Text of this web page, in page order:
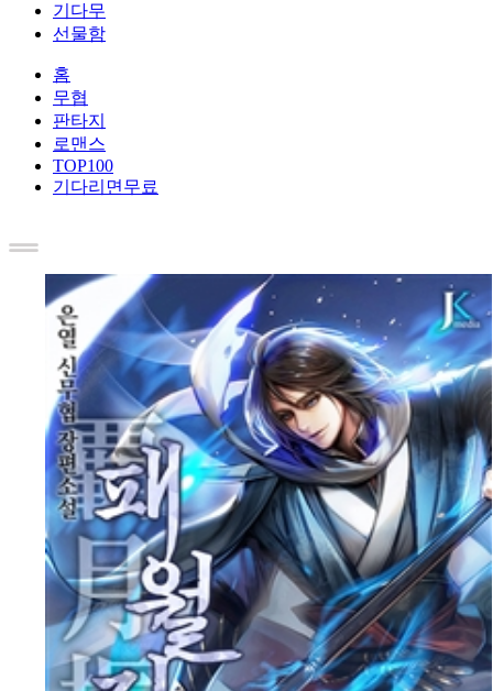
기다무
선물함
홈
무협
판타지
로맨스
TOP100
기다리면무료